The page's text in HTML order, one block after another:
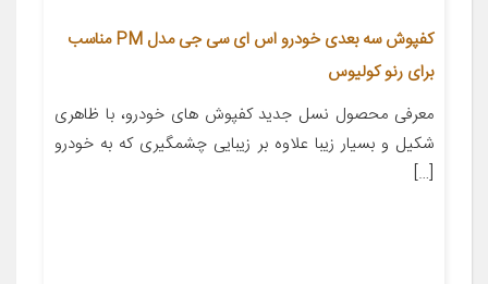
کفپوش سه بعدی خودرو اس ای سی جی مدل PM مناسب
برای رنو کولیوس
معرفی محصول نسل جدید کفپوش های خودرو، با ظاهری
شکیل و بسیار زیبا علاوه بر زیبایی چشمگیری که به خودرو
[…]